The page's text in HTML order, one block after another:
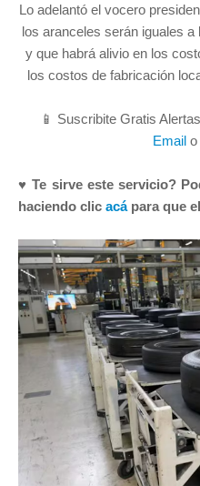
Lo adelantó el vocero
los aranceles serán iguales
y que habrá alivio en los
los costos de fabricación
📱 Suscribite Gratis
Emailo
♥ Te sirve este servicio?
haciendo clic acápara que